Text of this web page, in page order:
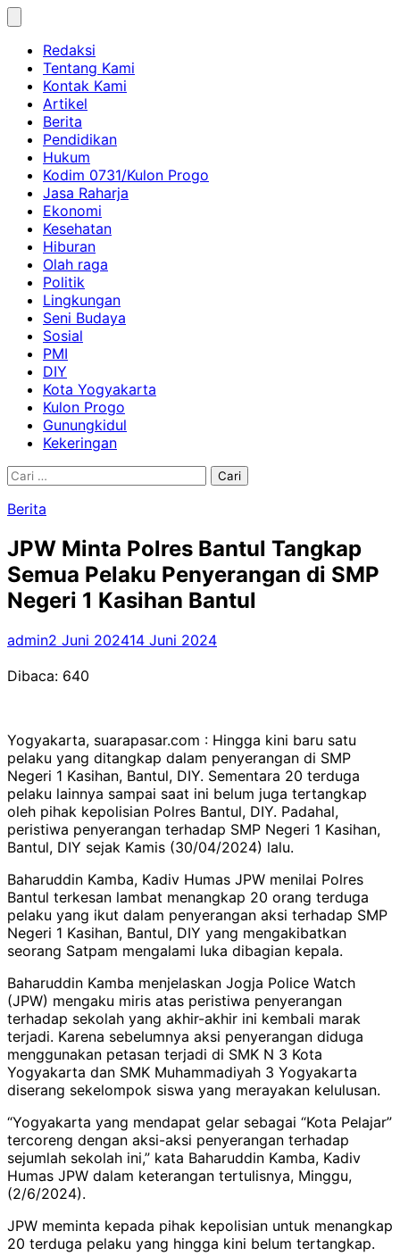
Skip
contentRedaksi
Tentang Kami
Kontak Kami
Artikel
Berita
Pendidikan
Hukum
Kodim 0731/Kulon Progo
Jasa Raharja
Ekonomi
Kesehatan
Hiburan
Olah raga
Politik
Lingkungan
Seni Budaya
Sosial
PMI
DIY
Kota Yogyakarta
Kulon Progo
Gunungkidul
Kekeringan
Cari
Berita
JPW Minta Polres Bantul Tangkap
Semua Pelaku Penyerangan di SMP
Negeri 1 Kasihan Bantul
admin2 Juni 202414 Juni 2024
Dibaca: 640
Yogyakarta, suarapasar.com : Hingga kini baru satu
pelaku yang ditangkap dalam penyerangan di SMP
Negeri 1 Kasihan, Bantul, DIY. Sementara 20 terduga
pelaku lainnya sampai saat ini belum juga tertangkap
oleh pihak kepolisian Polres Bantul, DIY. Padahal,
peristiwa penyerangan terhadap SMP Negeri 1 Kasihan,
Bantul, DIY sejak Kamis (30/04/2024) lalu.
Baharuddin Kamba, Kadiv Humas JPW menilai Polres
Bantul terkesan lambat menangkap 20 orang terduga
pelaku yang ikut dalam penyerangan aksi terhadap SMP
Negeri 1 Kasihan, Bantul, DIY yang mengakibatkan
seorang Satpam mengalami luka dibagian kepala.
Baharuddin Kamba menjelaskan Jogja Police Watch
(JPW) mengaku miris atas peristiwa penyerangan
terhadap sekolah yang akhir-akhir ini kembali marak
terjadi. Karena sebelumnya aksi penyerangan diduga
menggunakan petasan terjadi di SMK N 3 Kota
Yogyakarta dan SMK Muhammadiyah 3 Yogyakarta
diserang sekelompok siswa yang merayakan kelulusan.
“Yogyakarta yang mendapat gelar sebagai “Kota Pelajar”
tercoreng dengan aksi-aksi penyerangan terhadap
sejumlah sekolah ini,” kata Baharuddin Kamba, Kadiv
Humas JPW dalam keterangan tertulisnya, Minggu,
(2/6/2024).
JPW meminta kepada pihak kepolisian untuk menangkap
20 terduga pelaku yang hingga kini belum tertangkap.